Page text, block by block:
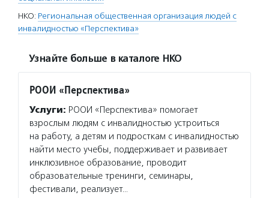
НКО: Региональная общественная организация людей с
инвалидностью «Перспектива»
Узнайте больше в каталоге НКО
РООИ «Перспектива»
Услуги: РООИ «Перспектива» помогает
взрослым людям с инвалидностью устроиться
на работу, а детям и подросткам с инвалидностью
найти место учебы, поддерживает и развивает
инклюзивное образование, проводит
образовательные тренинги, семинары,
фестивали, реализует…